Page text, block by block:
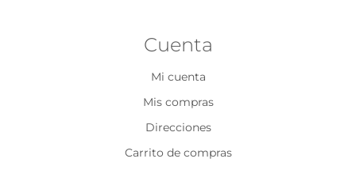
Cuenta
Mi cuenta
Mis compras
Direcciones
Carrito de compras